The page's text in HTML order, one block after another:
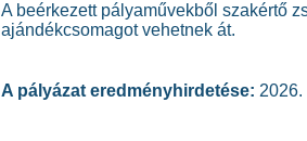
A beérkezett pályaművekből szakértő
ajándékcsomagot vehetnek át.
A pályázat eredményhirdetése: